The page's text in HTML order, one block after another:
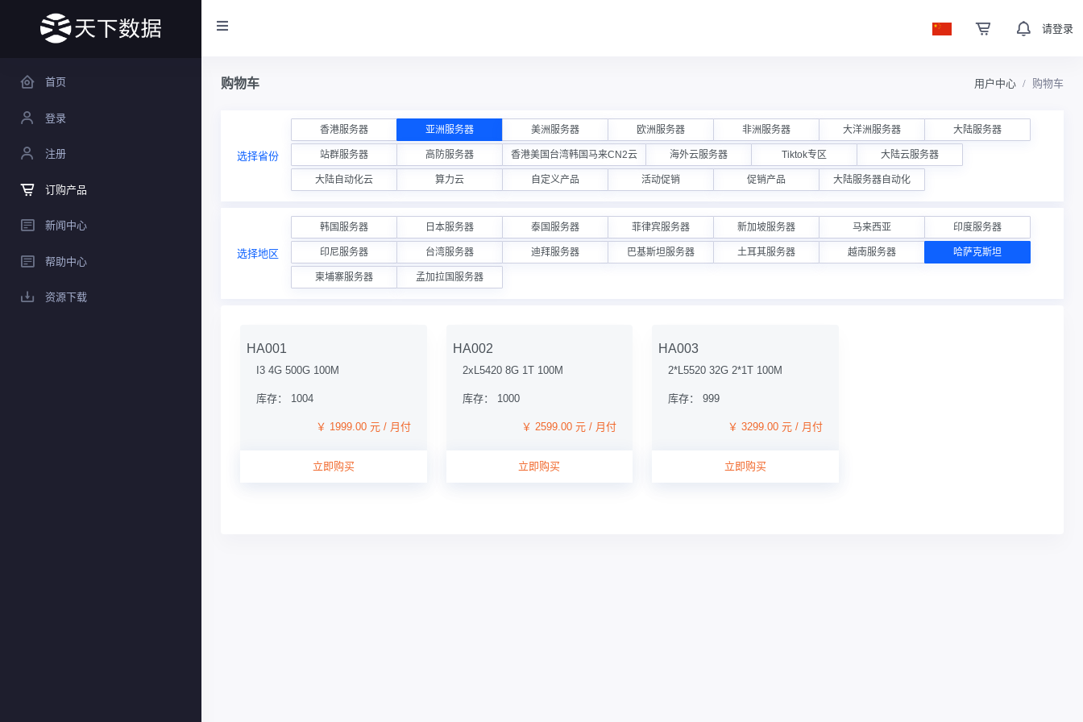
请登录
首页
登录
注册
订购产品
新闻中心
帮助中心
资源下载
购物车 用户中心 购物车
选择省份
香港服务器 亚洲服务器 美洲服务器 欧洲服务器 非洲服务器 大洋洲服务器 大陆服务器
站群服务器 高防服务器 香港美国台湾韩国马来CN2云 海外云服务器 Tiktok专区 大陆云服务器
大陆自动化云 算力云 自定义产品 活动促销 促销产品 大陆服务器自动化
选择地区
韩国服务器 日本服务器 泰国服务器 菲律宾服务器 新加坡服务器 马来西亚 印度服务器
印尼服务器 台湾服务器 迪拜服务器 巴基斯坦服务器 土耳其服务器 越南服务器 哈萨克斯坦
柬埔寨服务器 孟加拉国服务器
HA001
I3 4G 500G 100M
库存： 1004
￥ 1999.00 元 / 月付
立即购买
HA002
2xL5420 8G 1T 100M
库存： 1000
￥ 2599.00 元 / 月付
立即购买
HA003
2*L5520 32G 2*1T 100M
库存： 999
￥ 3299.00 元 / 月付
立即购买